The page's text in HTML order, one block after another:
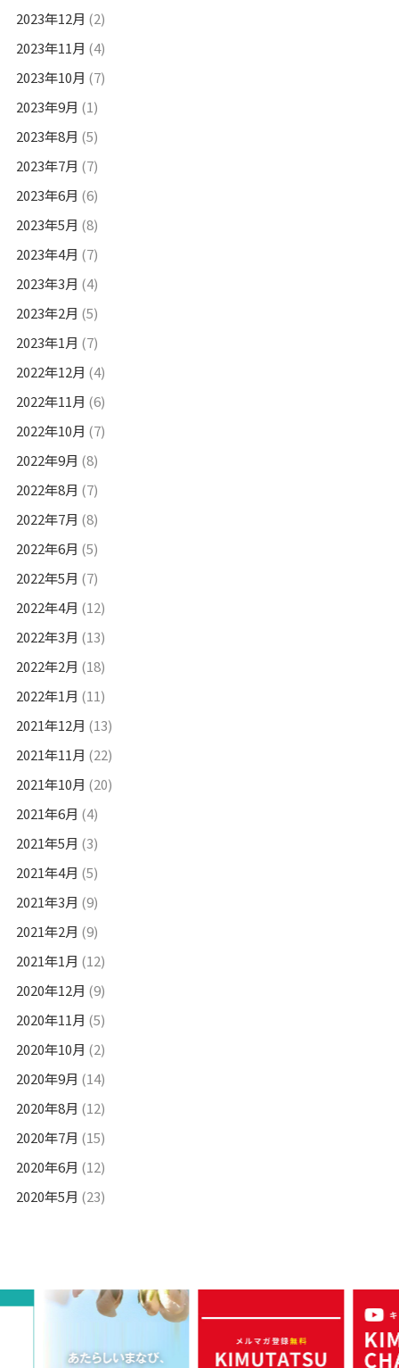
2023年12月 (2)
2023年11月 (4)
2023年10月 (7)
2023年9月 (1)
2023年8月 (5)
2023年7月 (7)
2023年6月 (6)
2023年5月 (8)
2023年4月 (7)
2023年3月 (4)
2023年2月 (5)
2023年1月 (7)
2022年12月 (4)
2022年11月 (6)
2022年10月 (7)
2022年9月 (8)
2022年8月 (7)
2022年7月 (8)
2022年6月 (5)
2022年5月 (7)
2022年4月 (12)
2022年3月 (13)
2022年2月 (18)
2022年1月 (11)
2021年12月 (13)
2021年11月 (22)
2021年10月 (20)
2021年6月 (4)
2021年5月 (3)
2021年4月 (5)
2021年3月 (9)
2021年2月 (9)
2021年1月 (12)
2020年12月 (9)
2020年11月 (5)
2020年10月 (2)
2020年9月 (14)
2020年8月 (12)
2020年7月 (15)
2020年6月 (12)
2020年5月 (23)